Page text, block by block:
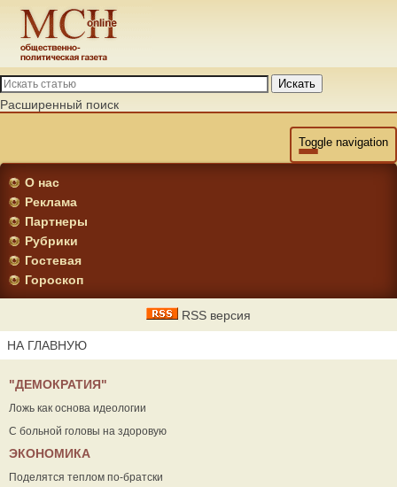
Искать
Расширенный поиск
Toggle navigation
О нас
Реклама
Партнеры
Рубрики
Гостевая
Гороскоп
RSS версия
НА ГЛАВНУЮ
"ДЕМОКРАТИЯ"
Ложь как основа идеологии
С больной головы на здоровую
ЭКОНОМИКА
Поделятся теплом по-братски